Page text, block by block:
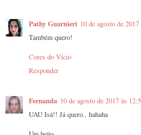
Pathy Guarnieri 10 de agosto de
Também quero!
Cores do Vício
Responder
Fernanda 10 de agosto de 2017 às
UAU Isá!! Já quero.. hahaha